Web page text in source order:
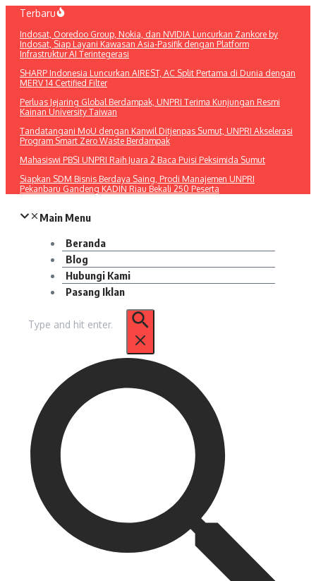
Lewati
konten
Terbaru
Indosat, Ooredoo Group, Nokia, dan NVIDIA Luncurkan Zankore by
Indosat, Siap Layani Kawasan Asia-Pasifik dengan Platform
Infrastruktur AI Terintegerasi
SHARP Indonesia Luncurkan AIREST, AC Split Pertama di Dunia dengan
MERV 14 Certified Filter
Perluas Jejaring Global Berdampak, UNPRI Terima Kunjungan Resmi
Kainan University Taiwan
Tandatangani MoU dengan Kanwil Ditjenpas Sumut, UNPRI Akselerasi
Program Smart Zero Waste Berdampak
Mahasiswi PBSI UNPRI Raih Juara 2 Baca Puisi Peksimida Sumut
Siapkan SDM Bisnis Berdaya Saing, Prodi Manajemen UNPRI
Pekanbaru Gandeng KADIN Riau Bekali 250 Peserta
Main Menu
Beranda
Blog
Hubungi Kami
Pasang Iklan
untuk: